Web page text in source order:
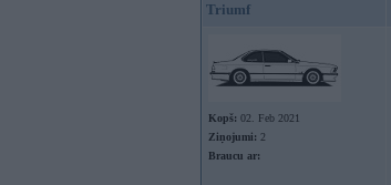
Triumf
Kopš: 02. Feb 2021
Ziņojumi: 2
Braucu ar: